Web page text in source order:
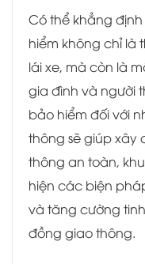
Có thể khẳng
hiểm không chỉ là
lái xe, mà còn là
gia đình và người
bảo hiểm đối với
thông sẽ giúp xây
thông an toàn,
hiện các biện
và tăng cường
đồng giao thông.